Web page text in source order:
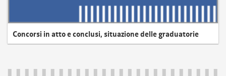
Concorsi in atto e conclusi, situazione delle graduatorie